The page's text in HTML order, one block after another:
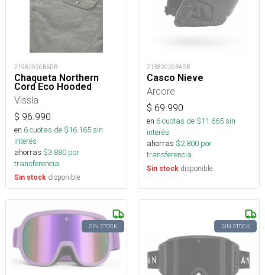
21982026BARB
Chaqueta Northern
Cord Eco Hooded
Vissla
$ 96.990
en 6cuotas de $16.165sin
interés
ahorras $3.880 por
transferencia.
Sin stock disponible
21382026BARB
Casco Nieve
Arcore
$ 69.990
en 6cuotas de $11.665sin
interés
ahorras $2.800 por
transferencia.
Sin stock disponible
SIN STOCK SIN STOCK